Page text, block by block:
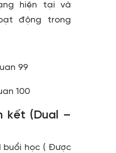
hiện tại và
động trong
kết (Dual –
buổi học ( Được